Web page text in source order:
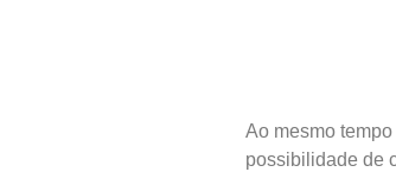
Ao mesmo
possibilidade de